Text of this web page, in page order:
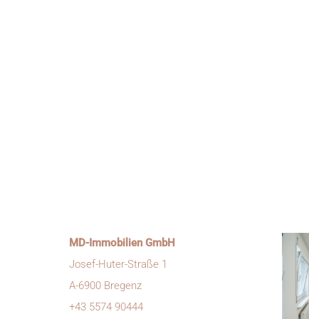
MD-Immobilien GmbH
Josef-Huter-Straße 1
A-6900 Bregenz
+43 5574 90444
kleine 3-Zimmer
in Feldkirch
Exklusives Architektenhaus
im Herzen von Bregenz